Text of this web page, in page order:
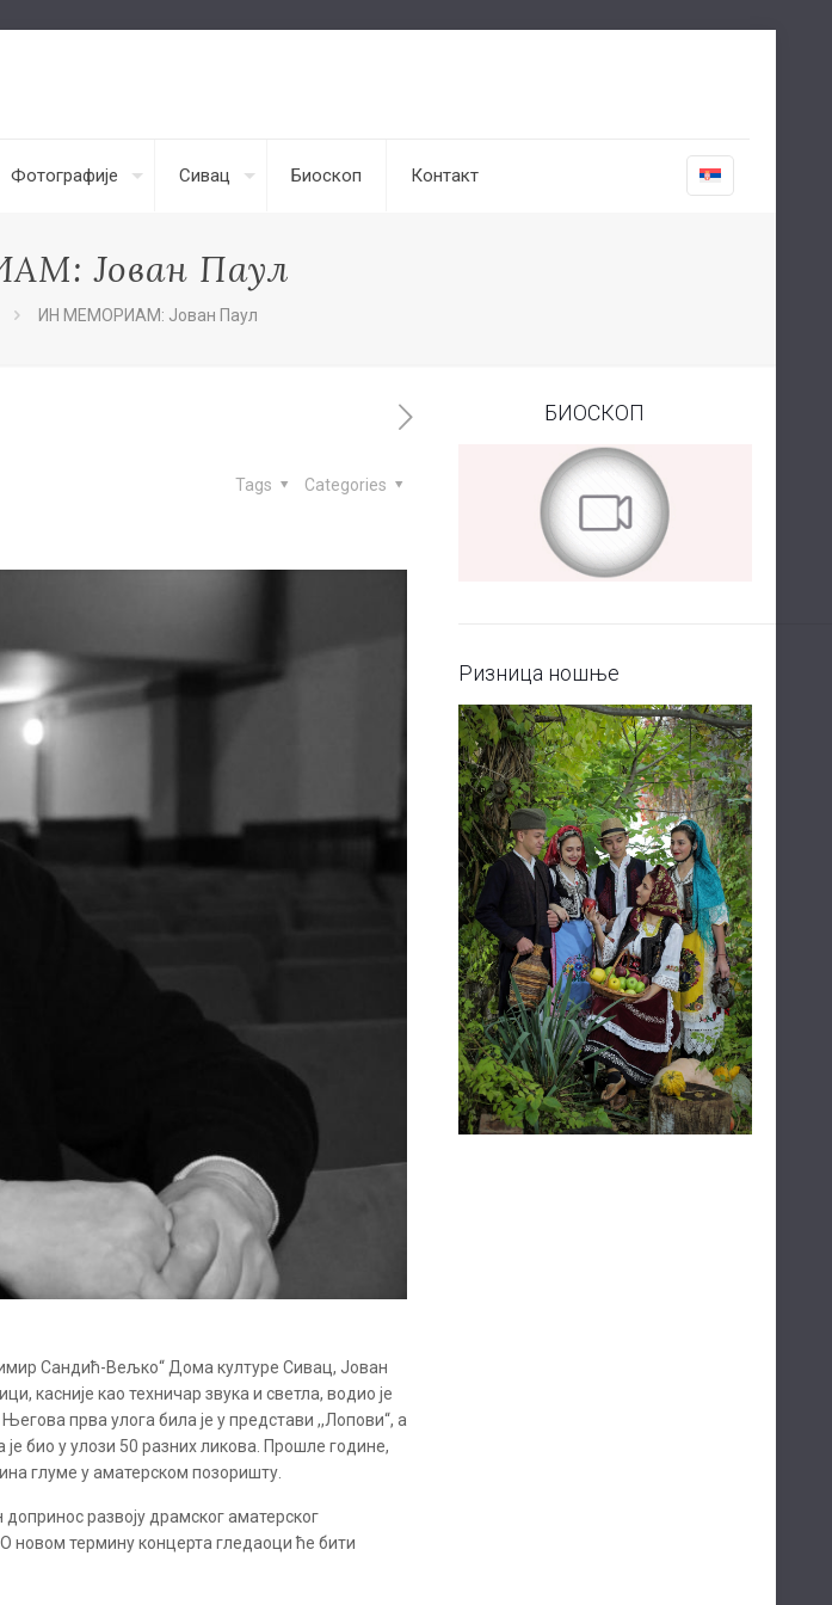
Фотографије Сивац Биоскоп Контакт
Јован Паул
ИН МЕМОРИАМ: Јован Паул
Categories
Tags
Сандић-Вељко“ Дома културе Сивац, Јован
касније као техничар звука и светла, водио је
прва улога била је у представи ,,Лопови“, а
је био у улози 50 разних ликова. Прошле године,
глуме у аматерском позоришту.
развоју драмског аматерског
новом термину концерта гледаоци ће бити
БИОСКОП
Ризница ношње